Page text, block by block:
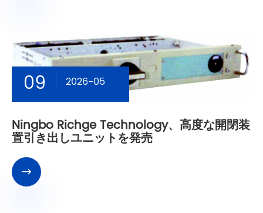
09 2026-05
Ningbo Richge Technology、高度な開閉装
置引き出しユニットを発売
